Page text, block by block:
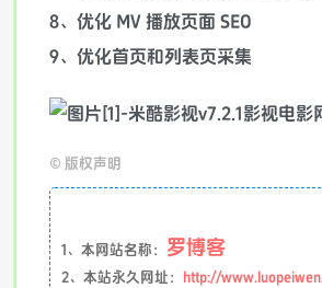
8、优化 MV 播放页面 SEO
9、优化首页和列表页采集
© 版权声明
1、本网站名称： 罗博客
2、本站永久网址：
http://